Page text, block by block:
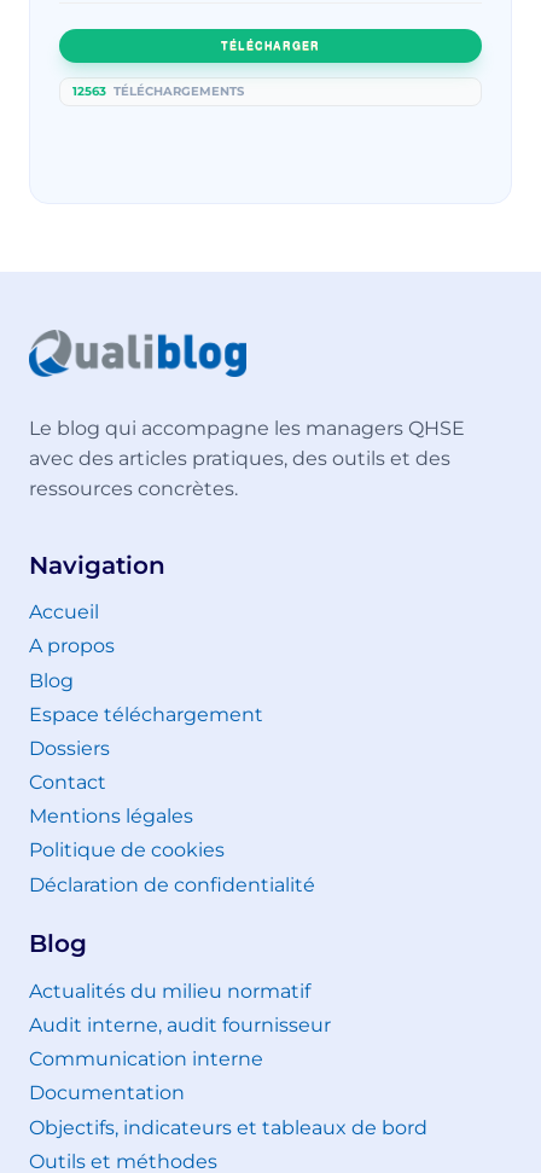
TÉLÉCHARGER
12563 TÉLÉCHARGEMENTS
Le blog qui accompagne les managers QHSE
avec des articles pratiques, des outils et des
ressources concrètes.
Navigation
Accueil
A propos
Blog
Espace téléchargement
Dossiers
Contact
Mentions légales
Politique de cookies
Déclaration de confidentialité
Blog
Actualités du milieu normatif
Audit interne, audit fournisseur
Communication interne
Documentation
Objectifs, indicateurs et tableaux de bord
Outils et méthodes